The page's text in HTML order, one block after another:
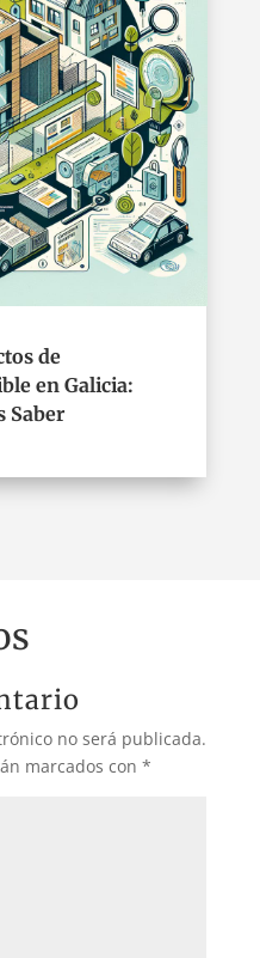
de
en Galicia:
Saber
no será publicada.
marcados con *